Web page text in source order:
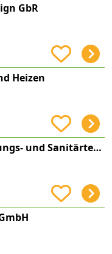
GbR
Heizen
Jürgen Weber Heizungs- und Sanitärtechnik